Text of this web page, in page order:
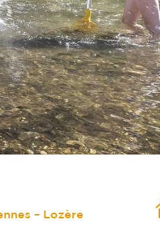
– Lozère